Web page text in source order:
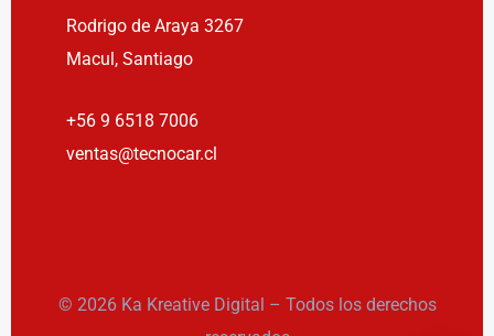
Rodrigo de Araya 3267
Macul, Santiago
+56 9 6518 7006
ventas@tecnocar.cl
© 2026 Ka Kreative Digital – Todos los derechos